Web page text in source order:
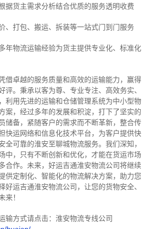
据货主需求分析结合优质的服务透明收费
、打包、搬运、拆装等一站式门到门服务
年物流运输经验为货主提供专业化、标准化
借卓越的服务质量和高效的运输能力，赢得
评。 秉承以客为尊、专业专注、高效务实、
利用先进的运输和仓储管理系统为中小型物
案，经过多年的发展和积淀，打下了坚实的
储备，紧随客户的需求而不断革新，整合传
快运网络和信息化技术平台，为客户提供快
全可靠的淮安至聊城物流服务。 我们深知，
中，只有不断创新和优化，才能在货运市场
合作。 未来，好运吉通淮安物流公司将继续
供定制化、智能化的物流解决方案，助力您
好运吉通淮安物流公司，让您的货物安全、
来！
输方式请点击：淮安物流专线公司